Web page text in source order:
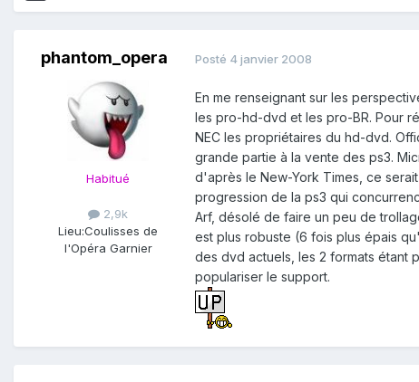
phantom_opera
Habitué
2,9k
Lieu:Coulisses de
l'Opéra Garnier
Posté 4 janvier 2008
En me renseignant sur les
les pro-hd-dvd et les pro-BR. Pour
NEC les propriétaires du hd-dvd.
grande partie à la vente des ps3.
d'après le New-York Times, ce
progression de la ps3 qui
Arf, désolé de faire un peu de
est plus robuste (6 fois plus épais
des dvd actuels, les 2 formats
populariser le support.